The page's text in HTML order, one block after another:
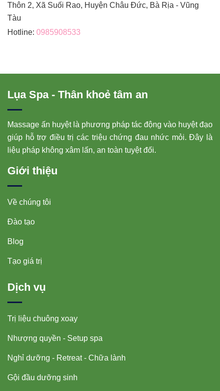
Thôn 2, Xã Suối Rao, Huyện Châu Đức, Bà Rịa - Vũng
Tàu
Hotline: 0985908533
Lụa Spa - Thân khoẻ tâm an
Massage ấn huyệt là phương pháp tác động vào huyệt đạo
giúp hỗ trợ điều trị các triệu chứng đau nhức mỏi. Đây là
liệu pháp không xâm lấn, an toàn tuyệt đối.
Giới thiệu
Về chúng tôi
Đào tạo
Blog
Tạo giá trị
Dịch vụ
Trị liệu chuông xoay
Nhượng quyền - Setup spa
Nghỉ dưỡng - Retreat - Chữa lành
Gội đầu dưỡng sinh